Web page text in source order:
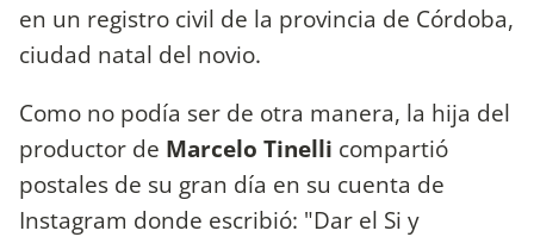
en un registro civil de la provincia de Córdoba,
ciudad natal del novio.
Como no podía ser de otra manera, la hija del
productor de Marcelo Tinelli compartió
postales de su gran día en su cuenta de
Instagram donde escribió: "Dar el Si y